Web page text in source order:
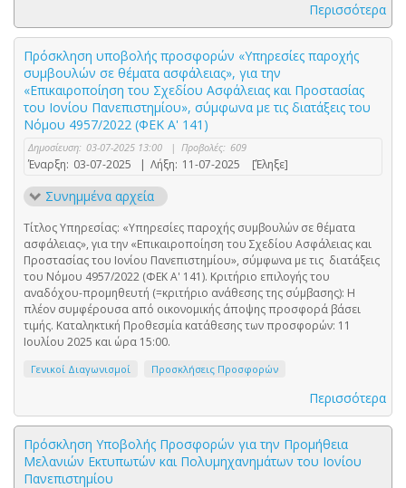
Περισσότερα
Πρόσκληση υποβολής προσφορών «Υπηρεσίες παροχής
συμβουλών σε θέματα ασφάλειας», για την
«Επικαιροποίηση του Σχεδίου Ασφάλειας και Προστασίας
του Ιονίου Πανεπιστημίου», σύμφωνα με τις διατάξεις του
Νόμου 4957/2022 (ΦΕΚ Α' 141)
Δημοσίευση: 03-07-2025 13:00 | Προβολές: 609
Έναρξη: 03-07-2025 | Λήξη: 11-07-2025 [Έληξε]
Συνημμένα αρχεία
Τίτλος Υπηρεσίας: «Υπηρεσίες παροχής συμβουλών σε θέματα
ασφάλειας», για την «Επικαιροποίηση του Σχεδίου Ασφάλειας και
Προστασίας του Ιονίου Πανεπιστημίου», σύμφωνα με τις διατάξεις
του Νόμου 4957/2022 (ΦΕΚ Α' 141). Κριτήριο επιλογής του
αναδόχου-προμηθευτή (=κριτήριο ανάθεσης της σύμβασης): Η
πλέον συμφέρουσα από οικονομικής άποψης προσφορά βάσει
τιμής. Καταληκτική Προθεσμία κατάθεσης των προσφορών: 11
Ιουλίου 2025 και ώρα 15:00.
Γενικοί Διαγωνισμοί Προσκλήσεις Προσφορών
Περισσότερα
Πρόσκληση Υποβολής Προσφορών για την Προμήθεια
Μελανιών Εκτυπωτών και Πολυμηχανημάτων του Ιονίου
Πανεπιστημίου